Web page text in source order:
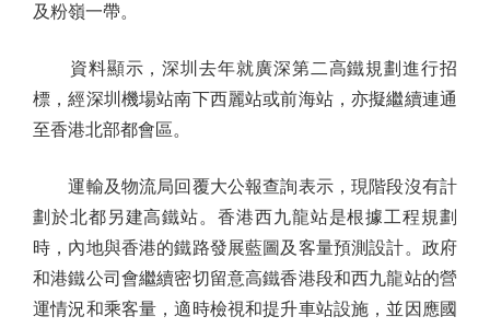
及粉嶺一帶。
資料顯示，深圳去年就廣深第二高鐵規劃進行招
標，經深圳機場站南下西麗站或前海站，亦擬繼續連通
至香港北部都會區。
運輸及物流局回覆大公報查詢表示，現階段沒有計
劃於北都另建高鐵站。香港西九龍站是根據工程規劃
時，內地與香港的鐵路發展藍圖及客量預測設計。政府
和港鐵公司會繼續密切留意高鐵香港段和西九龍站的營
運情況和乘客量，適時檢視和提升車站設施，並因應國